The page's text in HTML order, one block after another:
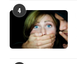
4